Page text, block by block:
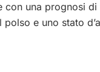
con una prognosi
polso e uno stato